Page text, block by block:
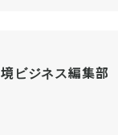
ビジネス編集部